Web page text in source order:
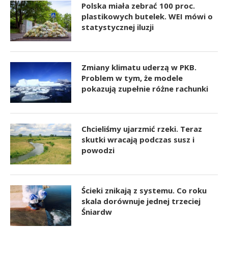
Polska miała zebrać 100 proc.
plastikowych butelek. WEI mówi o
statystycznej iluzji
Zmiany klimatu uderzą w PKB.
Problem w tym, że modele
pokazują zupełnie różne rachunki
Chcieliśmy ujarzmić rzeki. Teraz
skutki wracają podczas susz i
powodzi
Ścieki znikają z systemu. Co roku
skala dorównuje jednej trzeciej
Śniardw